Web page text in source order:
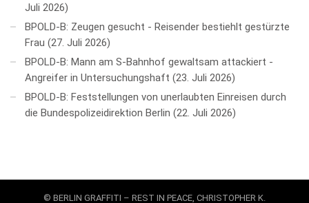
Juli 2026
BPOLD-B: Zeugen gesucht - Reisender bestiehlt gestürzte
Frau 27. Juli 2026
BPOLD-B: Mann am S-Bahnhof gewaltsam attackiert -
Angreifer in Untersuchungshaft 23. Juli 2026
BPOLD-B: Feststellungen von unerlaubten Einreisen durch
die Bundespolizeidirektion Berlin 22. Juli 2026
© BERLIN GRAFFITI – REST IN PEACE, CHRISTOPHER K.